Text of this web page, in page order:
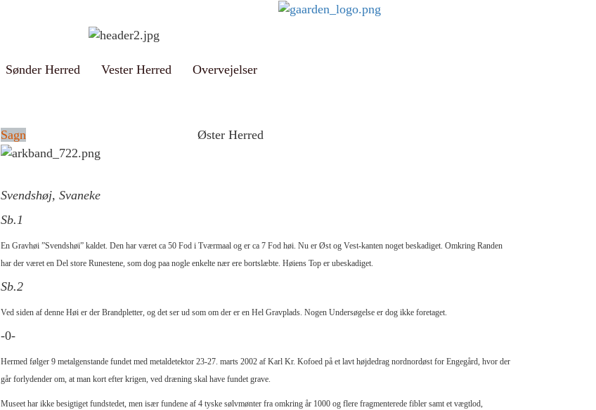
Sønder Herred Vester Herred Overvejelser
Sagn Øster Herred
Svendshøj, Svaneke
Sb.1
En Gravhøi ”Svendshøi” kaldet. Den har været ca 50 Fod i Tværmaal og er ca 7 Fod høi. Nu er Øst og Vest-kanten noget beskadiget. Omkring Randen
har der været en Del store Runestene, som dog paa nogle enkelte nær ere bortslæbte. Høiens Top er ubeskadiget.
Sb.2
Ved siden af denne Høi er der Brandpletter, og det ser ud som om der er en Hel Gravplads. Nogen Undersøgelse er dog ikke foretaget.
-0-
Hermed følger 9 metalgenstande fundet med metaldetektor 23-27. marts 2002 af Karl Kr. Kofoed på et lavt højdedrag nordnordøst for Engegård, hvor der
går forlydender om, at man kort efter krigen, ved dræning skal have fundet grave.
Museet har ikke besigtiget fundstedet, men især fundene af 4 tyske sølvmønter fra omkring år 1000 og flere fragmenterede fibler samt et vægtlod,